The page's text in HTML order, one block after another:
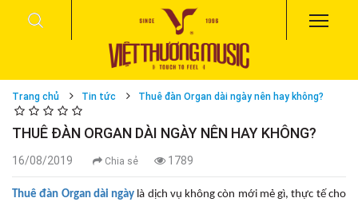
Trang chủ Tin tức Thuê đàn Organ dài ngày nên hay không?
THUÊ ĐÀN ORGAN DÀI NGÀY NÊN HAY KHÔNG?
16/08/2019 Chia sẻ 1789
Thuê đàn Organ dài ngày là dịch vụ không còn mới mẻ gì, thực tế cho